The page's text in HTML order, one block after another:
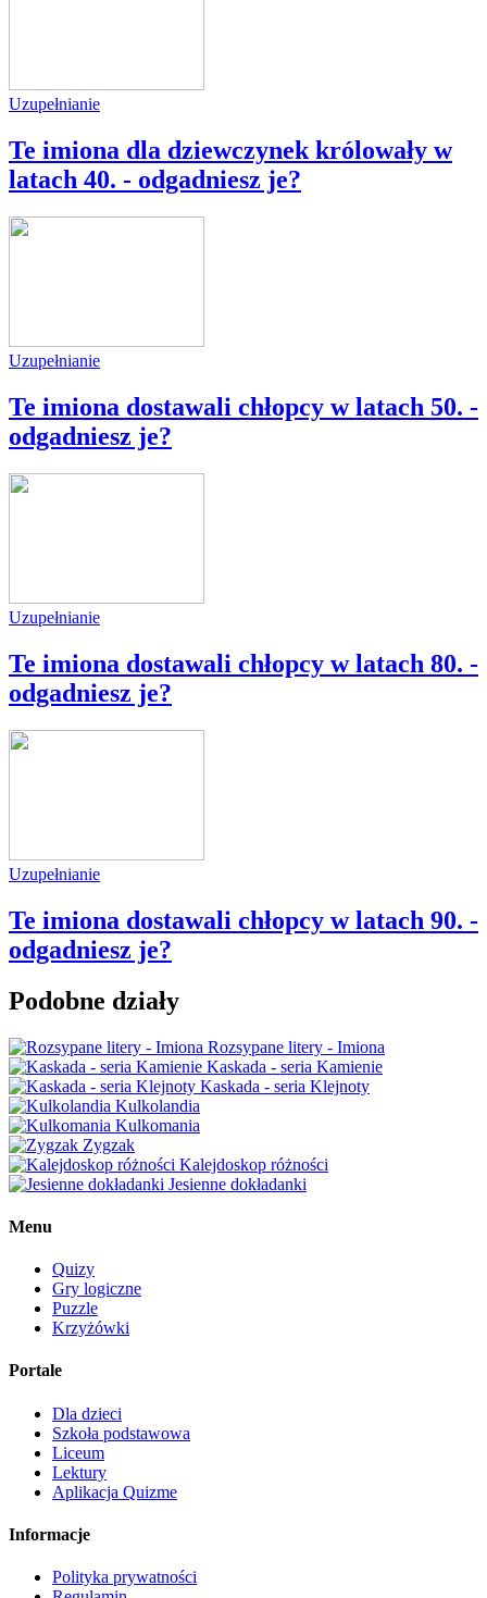
Uzupełnianie
Te imiona dla dziewczynek królowały w
latach 40. - odgadniesz je?
Uzupełnianie
Te imiona dostawali chłopcy w latach 50. -
odgadniesz je?
Uzupełnianie
Te imiona dostawali chłopcy w latach 80. -
odgadniesz je?
Uzupełnianie
Te imiona dostawali chłopcy w latach 90. -
odgadniesz je?
Podobne działy
Rozsypane litery - Imiona
Kaskada - seria Kamienie
Kaskada - seria Klejnoty
Kulkolandia
Kulkomania
Zygzak
Kalejdoskop różności
Jesienne dokładanki
Menu
Quizy
Gry logiczne
Puzzle
Krzyżówki
Portale
Dla dzieci
Szkoła podstawowa
Liceum
Lektury
Aplikacja Quizme
Informacje
Polityka prywatności